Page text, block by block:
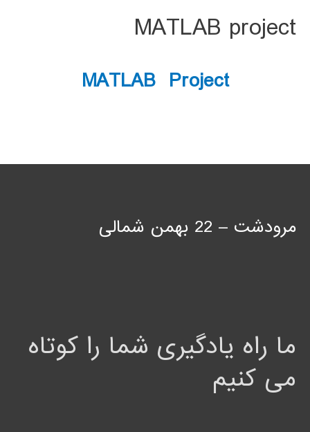
MATLAB project
MATLAB Project
مرودشت – 22 بهمن شمالی
ما راه یادگیری شما را کوتاه
می کنیم